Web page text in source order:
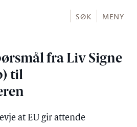
SØK MENY
fra Liv Signe
til
at EU gir attende